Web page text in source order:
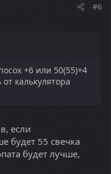
#6
+6 или 50(55)+4
калькулятора
если
будет 55 свечка
будет лучше,